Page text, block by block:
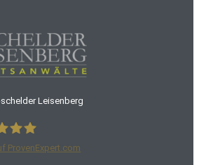
Leisenberg
ProvenExpert.com